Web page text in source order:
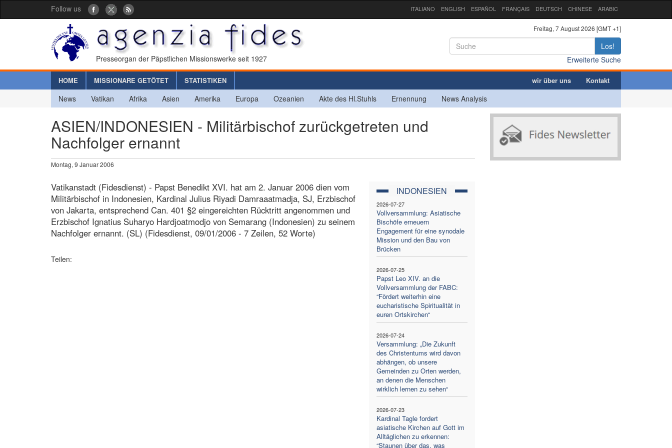
Follow us ITALIANO ENGLISH ESPAÑOL FRANÇAIS DEUTSCH CHINESE ARABIC
Presseorgan der Päpstlichen Missionswerke seit 1927
Freitag, 7 August 2026 [GMT +1]
Los!
Erweiterte Suche
HOME MISSIONARE GETÖTET STATISTIKEN wir über uns Kontakt
News Vatikan Afrika Asien Amerika Europa Ozeanien Akte des Hl.Stuhls Ernennung News Analysis
ASIEN/INDONESIEN - Militärbischof zurückgetreten und
Nachfolger ernannt
Montag, 9 Januar 2006
INDONESIEN
2026-07-27
Vollversammlung: Asiatische
Bischöfe erneuern
Engagement für eine synodale
Mission und den Bau von
Brücken
2026-07-25
Papst Leo XIV. an die
Vollversammlung der FABC:
“Fördert weiterhin eine
eucharistische Spiritualität in
euren Ortskirchen“
2026-07-24
Versammlung: „Die Zukunft
des Christentums wird davon
abhängen, ob unsere
Gemeinden zu Orten werden,
an denen die Menschen
wirklich lernen zu sehen“
2026-07-23
Kardinal Tagle fordert
asiatische Kirchen auf Gott im
Alltäglichen zu erkennen:
“Staunen über das, was
Vatikanstadt (Fidesdienst) - Papst Benedikt XVI. hat am 2. Januar 2006 dien vom
Militärbischof in Indonesien, Kardinal Julius Riyadi Damraaatmadja, SJ, Erzbischof
von Jakarta, entsprechend Can. 401 §2 eingereichten Rücktritt angenommen und
Erzbischof Ignatius Suharyo Hardjoatmodjo von Semarang (Indonesien) zu seinem
Nachfolger ernannt. (SL) (Fidesdienst, 09/01/2006 - 7 Zeilen, 52 Worte)
Teilen: